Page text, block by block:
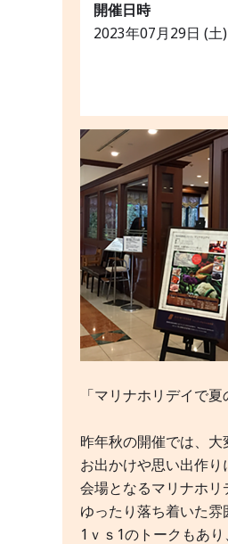
開催日時
2023年07月29日 (
「マリナホリデイで
昨年秋の開催では、
お出かけや思い出作り
会場となるマリナホリ
ゆったり落ち着いた雰
1ｖｓ1のトークもあ